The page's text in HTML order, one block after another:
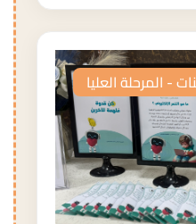
- المرحلة العليا